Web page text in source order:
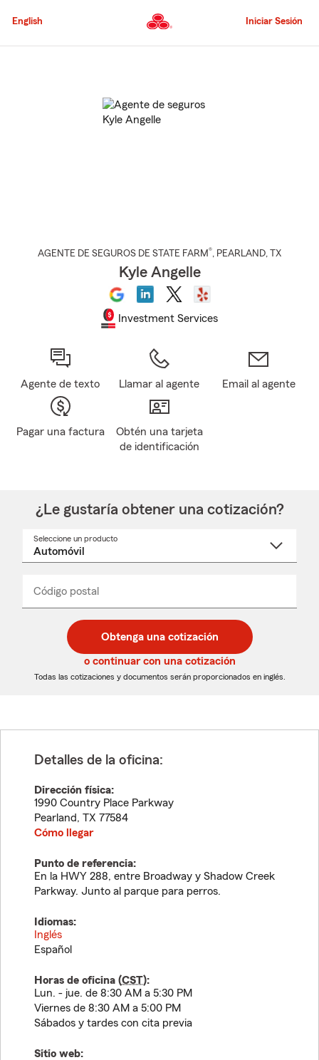
al
principal
English Iniciar Sesión
AGENTE DE SEGUROS DE STATE FARM®, PEARLAND, TX
Kyle Angelle
Investment Services
Agente de texto Llamar al agente Email al agente
Pagar una factura
Obtén una tarjeta
de identificación
¿Le gustaría obtener una cotización?
Seleccione un producto
desplegable
Código postal
de
5
dígitos
de
5
dígitos
_____
Obtenga una cotización
o continuar con una cotización
Todas las cotizaciones y documentos serán proporcionados en inglés.
Detalles de la oficina:
Dirección física:
1990 Country Place Parkway
Pearland, TX 77584
Cómo llegar
Punto de referencia:
En la HWY 288, entre Broadway y Shadow Creek
Parkway. Junto al parque para perros.
Idiomas:
Inglés
Español
Horas de oficina (CST):
Lun. - jue. de 8:30 AM a 5:30 PM
Viernes de 8:30 AM a 5:00 PM
Sábados y tardes con cita previa
Sitio web: